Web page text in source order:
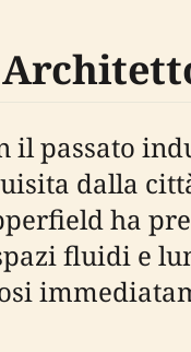
il passato
dalla
ha
fluidi e